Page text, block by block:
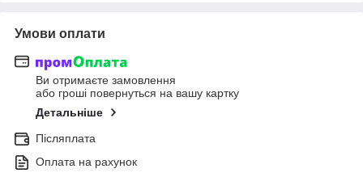
Умови оплати
Ви отримаєте замовлення
або гроші повернуться на вашу картку
Детальніше
Післяплата
Оплата на рахунок